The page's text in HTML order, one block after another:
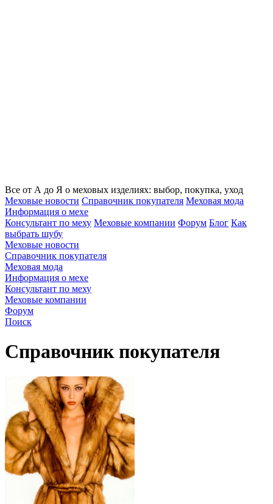
Все от А до Я о меховых изделиях: выбор, покупка, уход
Меховые новости Справочник покупателя Меховая мода
Информация о мехе
Консультант по меху Меховые компании Форум Блог Как
выбрать шубу
Меховые новости
Справочник покупателя
Меховая мода
Информация о мехе
Консультант по меху
Меховые компании
Форум
Поиск
Справочник покупателя